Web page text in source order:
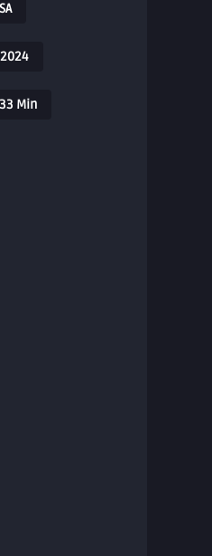
Min